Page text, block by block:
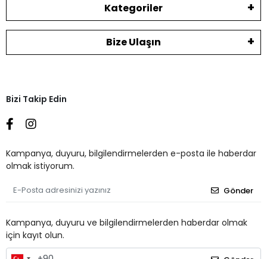
Kategoriler
Bize Ulaşın
Bizi Takip Edin
Kampanya, duyuru, bilgilendirmelerden e-posta ile haberdar
olmak istiyorum.
Gönder
Kampanya, duyuru ve bilgilendirmelerden haberdar olmak
için kayıt olun.